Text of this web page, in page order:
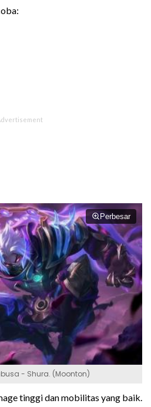
Perbesar
- Shura. (Moonton)
tinggi dan mobilitas yang baik.